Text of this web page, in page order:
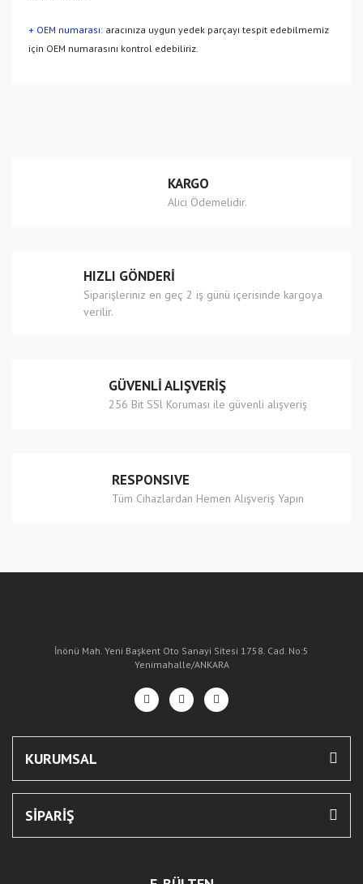
+ OEM numarası: aracınıza uygun yedek parçayı tespit edebilmemiz
için OEM numarasını kontrol edebiliriz.
Ürün açıklamasında eksik bilgiler bulunuyor.
Bu ürüne benzer farklı alternatifler olmalı.
Gönder
KARGO
Alıcı Ödemelidir.
HIZLI GÖNDERİ
Siparişleriniz en geç 2 iş günü içerisinde kargoya
verilir.
GÜVENLİ ALIŞVERİŞ
256 Bit SSl Koruması ile güvenli alışveriş
RESPONSIVE
Tüm Cihazlardan Hemen Alışveriş Yapın
İnönü Mah. Yeni Başkent Oto Sanayi Sitesi 1758. Cad. No:5
Yenimahalle/ANKARA
KURUMSAL
SİPARİŞ